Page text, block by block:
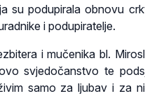
su podupirala obnovu
i podupiratelje.
i mučenika bl.
svjedočanstvo te
samo za ljubav i za